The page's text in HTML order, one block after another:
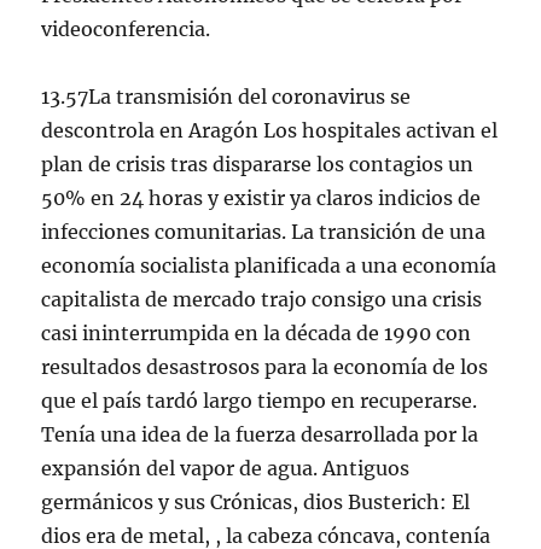
videoconferencia.
13.57La transmisión del coronavirus se
descontrola en Aragón Los hospitales activan el
plan de crisis tras dispararse los contagios un
50% en 24 horas y existir ya claros indicios de
infecciones comunitarias. La transición de una
economía socialista planificada a una economía
capitalista de mercado trajo consigo una crisis
casi ininterrumpida en la década de 1990 con
resultados desastrosos para la economía de los
que el país tardó largo tiempo en recuperarse.
Tenía una idea de la fuerza desarrollada por la
expansión del vapor de agua. Antiguos
germánicos y sus Crónicas, dios Busterich: El
dios era de metal, , la cabeza cóncava, contenía